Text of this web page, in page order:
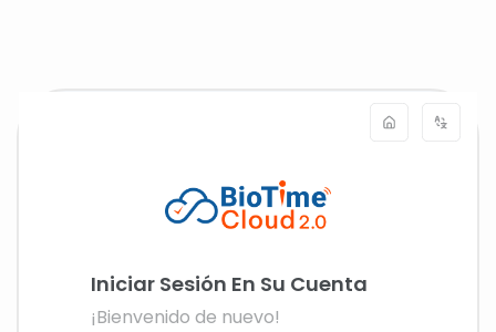
Iniciar Sesión En Su Cuenta
¡Bienvenido de nuevo!